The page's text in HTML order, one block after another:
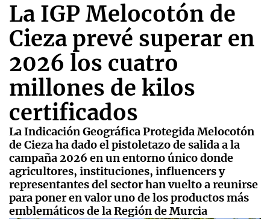
La IGP Melocotón de
Cieza prevé superar en
2026 los cuatro
millones de kilos
certificados
La Indicación Geográfica Protegida Melocotón
de Cieza ha dado el pistoletazo de salida a la
campaña 2026 en un entorno único donde
agricultores, instituciones, influencers y
representantes del sector han vuelto a reunirse
para poner en valor uno de los productos más
emblemáticos de la Región de Murcia